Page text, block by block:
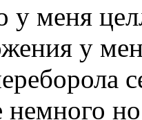
у меня
у
но